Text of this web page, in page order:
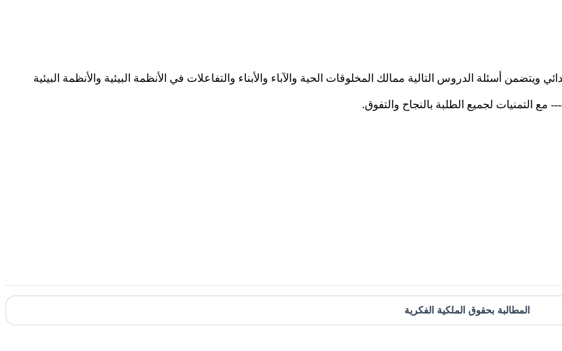
أسئلة الدروس التالية ممالك المخلوقات الحية والآباء والأبناء والتفاعلات في الأنظمة البيئية والأنظمة البيئية
المطالبة بحقوق الملكية الفكرية